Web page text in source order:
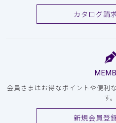
カタログ請
会員さまはお得なポイントや便利
す。
新規会員登